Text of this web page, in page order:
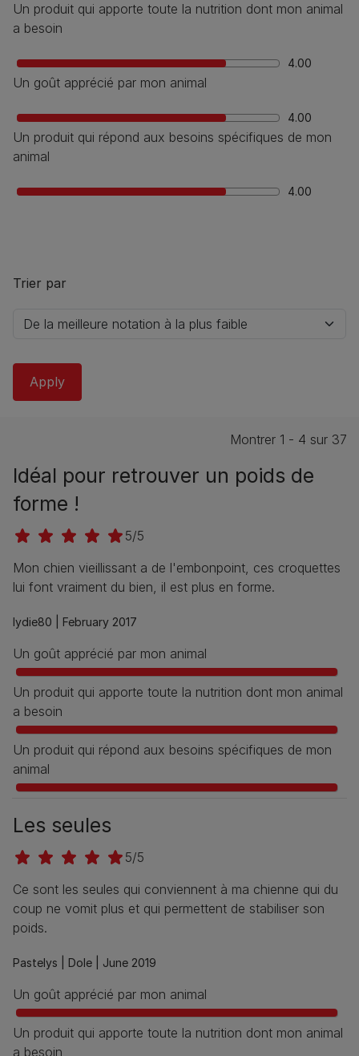
Un produit qui apporte toute la nutrition dont mon animal
a besoin
4.00
Un goût apprécié par mon animal
4.00
Un produit qui répond aux besoins spécifiques de mon
animal
4.00
Trier par
Montrer 1 - 4 sur 37
Idéal pour retrouver un poids de
forme !
5/5
Mon chien vieillissant a de l'embonpoint, ces croquettes
lui font vraiment du bien, il est plus en forme.
lydie80 | February 2017
Un goût apprécié par mon animal
Un produit qui apporte toute la nutrition dont mon animal
a besoin
Un produit qui répond aux besoins spécifiques de mon
animal
Les seules
5/5
Ce sont les seules qui conviennent à ma chienne qui du
coup ne vomit plus et qui permettent de stabiliser son
poids.
Pastelys | Dole | June 2019
Un goût apprécié par mon animal
Un produit qui apporte toute la nutrition dont mon animal
a besoin